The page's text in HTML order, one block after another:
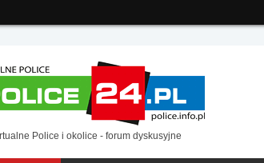
Police i okolice - forum dyskusyjne